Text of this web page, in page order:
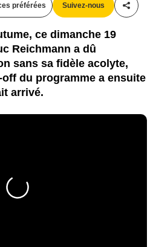
préférées Suivez-nous
ce dimanche 19
Reichmann a dû
sans sa fidèle acolyte,
du programme a ensuite
arrivé.